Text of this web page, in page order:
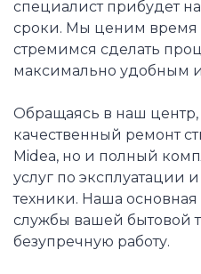
специалист прибудет
сроки. Мы ценим время
стремимся сделать
максимально удобным
Обращаясь в наш центр,
качественный ремонт
Midea, но и полный
услуг по эксплуатации
техники. Наша
службы вашей бытовой
безупречную работу.